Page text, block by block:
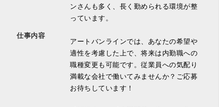
仕事内容
ンさんも多く、長く勤められる環境が整
っています。
アートバンラインでは、あなたの希望や
適性を考慮した上で、将来は内勤職への
職種変更も可能です。従業員への気配り
満載な会社で働いてみませんか？ご応募
お待ちしています！